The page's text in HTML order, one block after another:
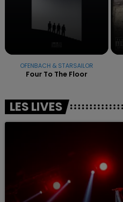
OFENBACH & STARSAILOR
Four To The Floor
LES LIVES